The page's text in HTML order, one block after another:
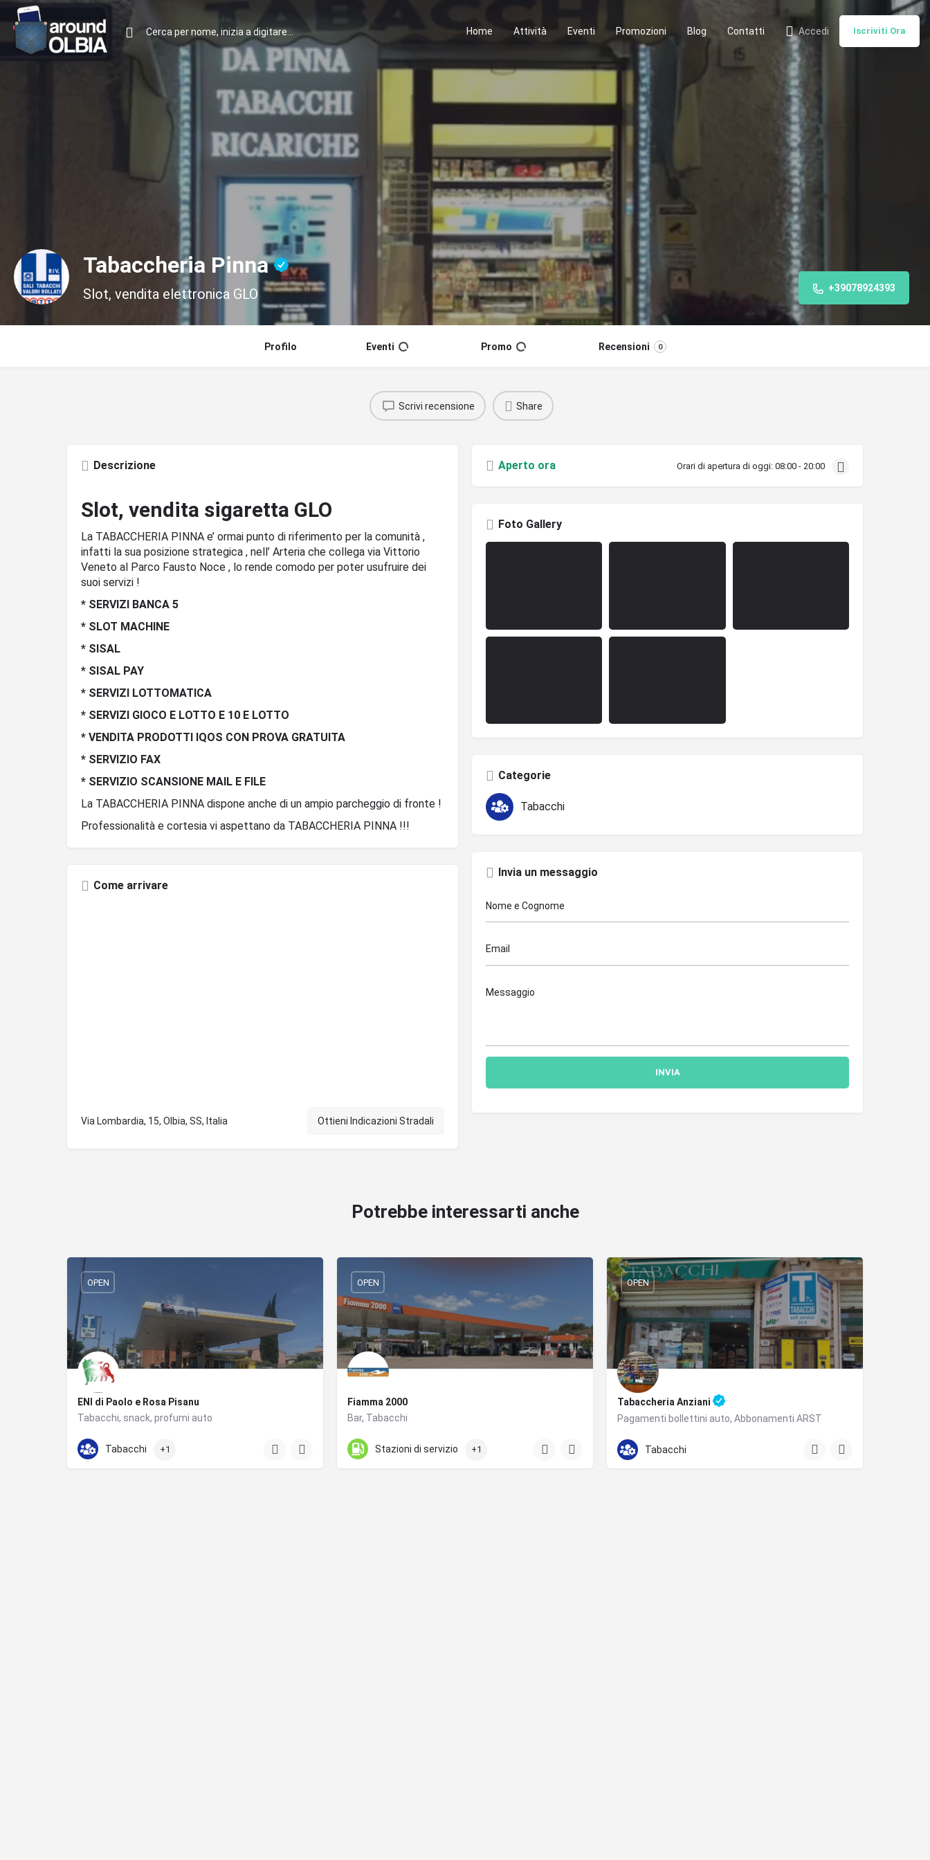
Home Attività Eventi Promozioni Blog Contatti Accedi Iscriviti Ora
Tabaccheria Pinna
Slot, vendita elettronica GLO +39078924393
Profilo Eventi Promo Recensioni 0
Scrivi recensione Share
Descrizione
Slot, vendita sigaretta GLO
La TABACCHERIA PINNA e’ ormai punto di riferimento per la comunità ,
infatti la sua posizione strategica , nell’ Arteria che collega via Vittorio
Veneto al Parco Fausto Noce , lo rende comodo per poter usufruire dei
suoi servizi !
* SERVIZI BANCA 5
* SLOT MACHINE
* SISAL
* SISAL PAY
* SERVIZI LOTTOMATICA
* SERVIZI GIOCO E LOTTO E 10 E LOTTO
* VENDITA PRODOTTI IQOS CON PROVA GRATUITA
* SERVIZIO FAX
* SERVIZIO SCANSIONE MAIL E FILE
La TABACCHERIA PINNA dispone anche di un ampio parcheggio di fronte !
Professionalità e cortesia vi aspettano da TABACCHERIA PINNA !!!
Come arrivare
Via Lombardia, 15, Olbia, SS, Italia Ottieni Indicazioni Stradali
Aperto ora Orari di apertura di oggi: 08:00 - 20:00
Foto Gallery
Categorie
Tabacchi
Invia un messaggio
Potrebbe interessarti anche
ENI di Paolo e Rosa Pisanu
Tabacchi, snack, profumi auto
Corso Vittorio Veneto
OPEN
Tabacchi +1
Fiamma 2000
Bar, Tabacchi
+393483009821
OPEN
Stazioni di servizio +1
Tabaccheria Anziani
Pagamenti bollettini auto, Abbonamenti ARST
+393479376281
OPEN
Tabacchi